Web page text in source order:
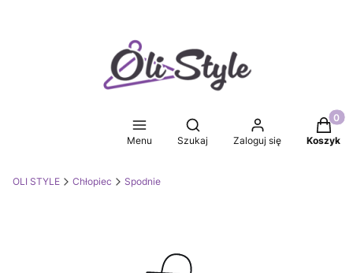
Menu
Otwórz wyszukiwarkę
Szukaj Zaloguj się Koszyk
OLI STYLE Chłopiec Spodnie